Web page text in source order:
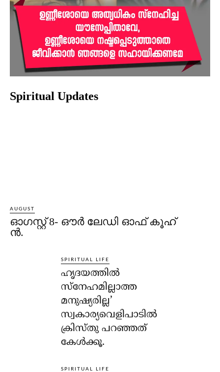
Spiritual Updates
AUGUST
ഓഗസ്റ്റ് 8- ഔര്‍ ലേഡി ഓഫ് കൂഹ്
ന്‍.
SPIRITUAL LIFE
ഹൃദയത്തില്‍
സ്‌നേഹമില്ലാത്ത
മനുഷ്യരില്ല’
സ്വകാര്യവെളിപാടില്‍
ക്രിസ്തു പറഞ്ഞത്
കേള്‍ക്കൂ.
SPIRITUAL LIFE